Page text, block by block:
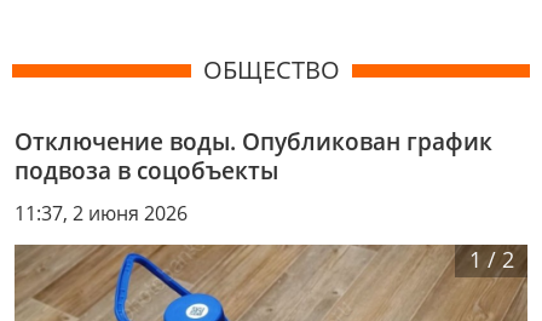
ОБЩЕСТВО
Отключение воды. Опубликован график
подвоза в соцобъекты
11:37, 2 июня 2026
1 / 2